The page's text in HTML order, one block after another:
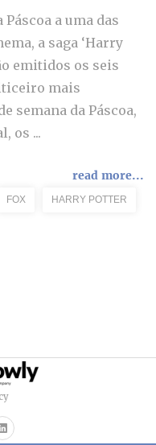
a uma das
a saga ‘Harry
emitidos os seis
mais
semana da Páscoa,
os ...
read more...
FOX HARRY POTTER